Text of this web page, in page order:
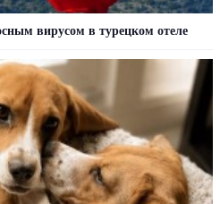
вирусом в турецком отеле